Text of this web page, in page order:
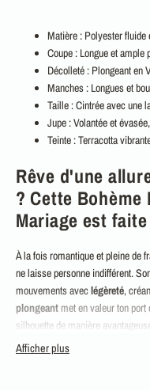
Matière: Polyester fluide
Coupe: Longue et ample
Décolleté: Plongeant en
Manches: Longues et
Taille: Cintrée avec une
Jupe: Volantée et
Teinte: Terracotta
Rêve d'une
? Cette
Mariage est
À la fois romantique et pleine de
ne laisse personne indifférent.
mouvements aveclégèreté,
plongeant met en valeur ton
silhouette de manière
deféminitéet de sophistication,
Afficher plus